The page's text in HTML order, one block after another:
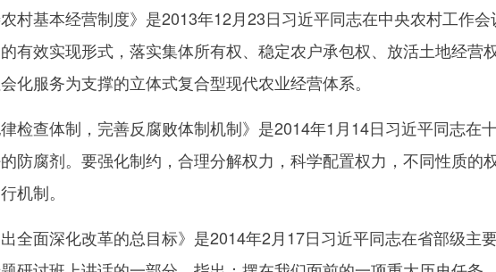
基本经营制度》是2013年12月23日习近平同志在中央农村工作会
有效实现形式，落实集体所有权、稳定农户承包权、放活土地经营
化服务为支撑的立体式复合型现代农业经营体系。
查体制，完善反腐败体制机制》是2014年1月14日习近平同志在十
防腐剂。要强化制约，合理分解权力，科学配置权力，不同性质的
机制。
面深化改革的总目标》是2014年2月17日习近平同志在省部级主